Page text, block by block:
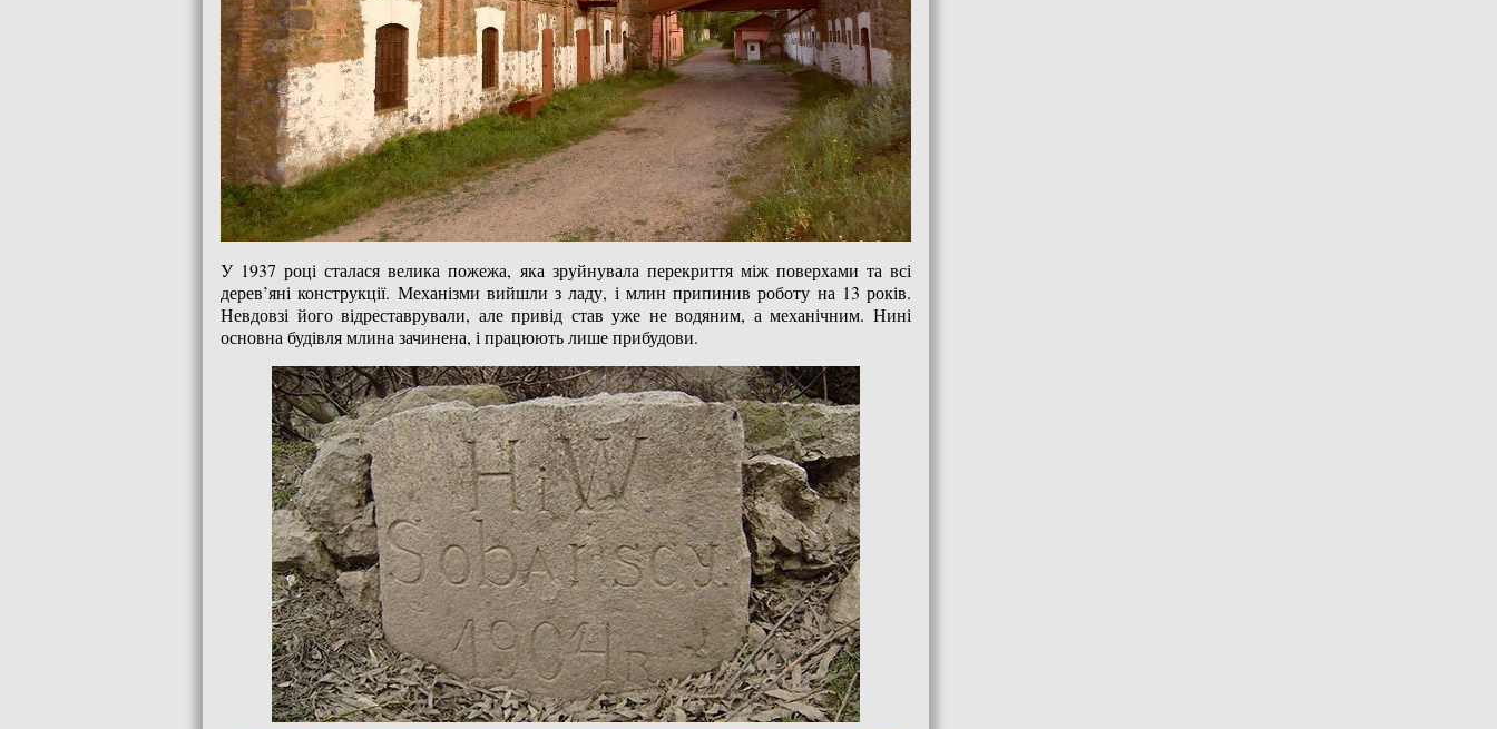
У 1937 році сталася велика пожежа, яка зруйнувала перекриття між поверхами та всі
дерев’яні конструкції. Механізми вийшли з ладу, і млин припинив роботу на 13 років.
Невдовзі його відреставрували, але привід став уже не водяним, а механічним. Нині
основна будівля млина зачинена, і працюють лише прибудови.